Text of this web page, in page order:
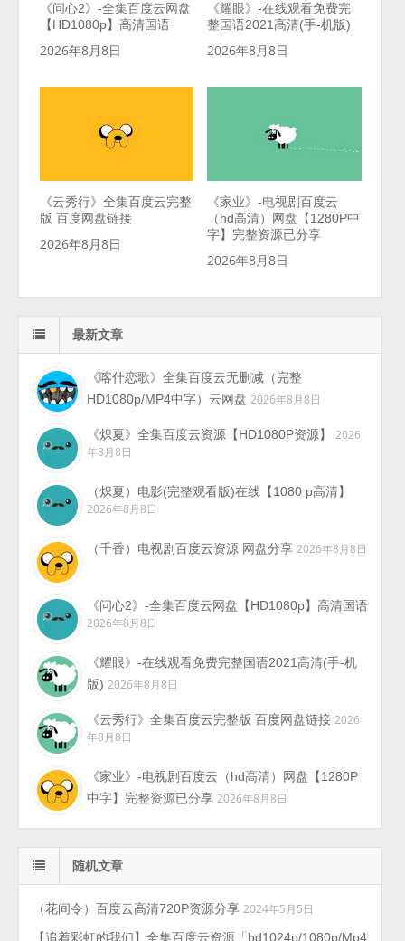
《问心2》-全集百度云网盘
【HD1080p】高清国语
2026年8月8日
《耀眼》-在线观看免费完
整国语2021高清(手-机版)
2026年8月8日
《云秀行》全集百度云完整
版 百度网盘链接
2026年8月8日
《家业》-电视剧百度云
（hd高清）网盘【1280P中
字】完整资源已分享
2026年8月8日
最新文章
《喀什恋歌》全集百度云无删减（完整
HD1080p/MP4中字）云网盘 2026年8月8日
《炽夏》全集百度云资源【HD1080P资源】
2026
年8月8日
（炽夏）电影(完整观看版)在线【1080 p高清】
2026年8月8日
（千香）电视剧百度云资源 网盘分享 2026年8月8日
《问心2》-全集百度云网盘【HD1080p】高清国语
2026年8月8日
《耀眼》-在线观看免费完整国语2021高清(手-机
版) 2026年8月8日
《云秀行》全集百度云完整版 百度网盘链接 2026
年8月8日
《家业》-电视剧百度云（hd高清）网盘【1280P
中字】完整资源已分享 2026年8月8日
随机文章
（花间令）百度云高清720P资源分享 2024年5月5日
【追着彩虹的我们】全集百度云资源「bd1024p/1080p/Mp4